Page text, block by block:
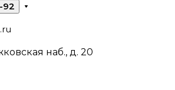
92
наб., д. 20